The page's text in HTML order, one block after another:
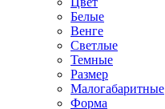
Белые
Венге
Светлые
Темные
Размер
Малогабаритные
Форма